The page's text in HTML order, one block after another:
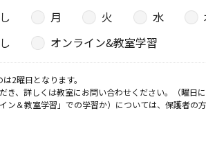
月 火 水
オンライン&教室学習
2曜日となります。
、詳しくは教室にお問い合わせください。（曜日
＆教室学習」での学習か）については、保護者の